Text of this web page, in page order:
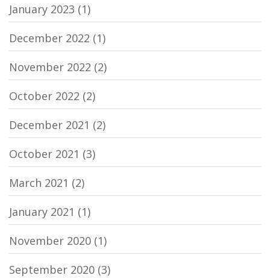
January 2023 (1)
December 2022 (1)
November 2022 (2)
October 2022 (2)
December 2021 (2)
October 2021 (3)
March 2021 (2)
January 2021 (1)
November 2020 (1)
September 2020 (3)